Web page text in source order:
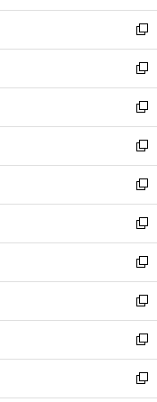
開
く
ウ
で
開
く
ン
ド
ウ
で
開
く
ウ
ィ
ン
ド
ウ
で
開
く
新
し
い
ウ
ィ
ン
ド
ウ
で
開
く
新
し
い
ウ
ィ
ン
ド
ウ
で
開
く
新
し
い
ウ
ィ
ン
ド
ウ
で
開
く
新
し
い
ウ
ィ
ン
ド
ウ
で
開
く
新
し
い
ウ
ィ
ン
ド
ウ
で
開
く
新
し
い
ウ
ィ
ン
ド
ウ
で
開
新
し
い
ウ
ィ
ン
ド
ウ
新
し
い
ウ
ィ
新
し
い
新